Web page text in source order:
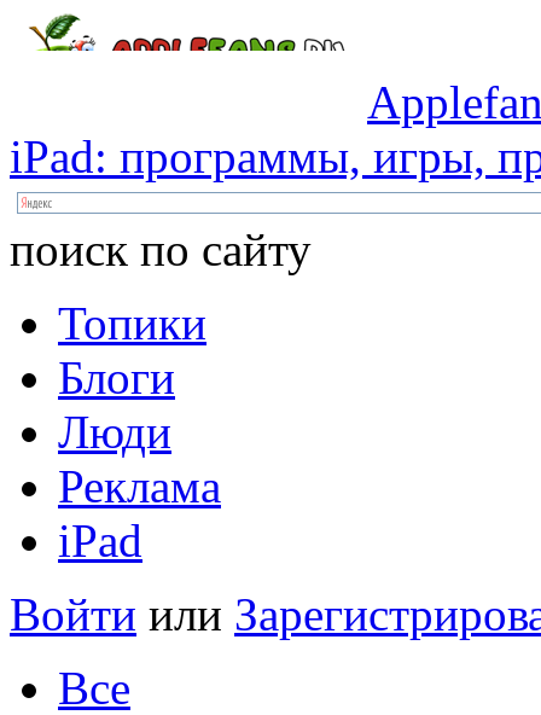
iPad: программы, игры,
поиск по сайту
Топики
Блоги
Люди
Реклама
iPad
Войти или
Все